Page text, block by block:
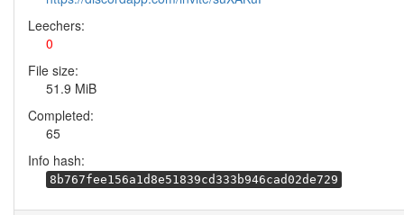
Leechers:
0
File size:
51.9 MiB
Completed:
65
Info hash:
8b767fee156a1d8e51839cd333b946cad02de729